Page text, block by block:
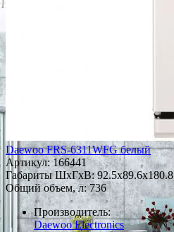
Daewoo FRS-6311WFG белый
Артикул: 166441
Габариты ШxГxВ: 92.5x89.6x180.8
Общий объем, л: 736
Производитель:
Daewoo Electronics